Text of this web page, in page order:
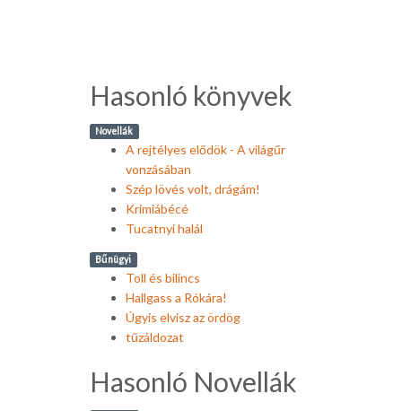
Hasonló könyvek
Novellák
A rejtélyes elődök - A világűr
vonzásában
Szép lövés volt, drágám!
Krimiábécé
Tucatnyi halál
Bűnügyi
Toll és bilincs
Hallgass a Rókára!
Úgyis elvisz az ördög
tűzáldozat
Hasonló Novellák